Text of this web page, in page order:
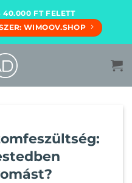
40.000 FT FELETT
WIMOOV.SHOP